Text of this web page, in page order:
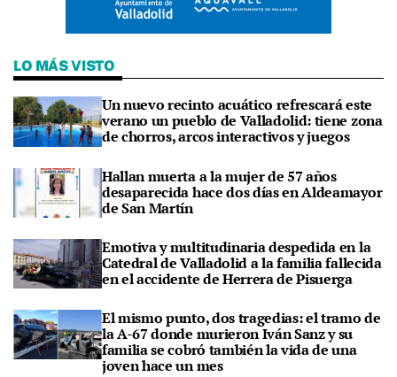
LO MÁS VISTO
Un nuevo recinto acuático refrescará este
verano un pueblo de Valladolid: tiene zona
de chorros, arcos interactivos y juegos
Hallan muerta a la mujer de 57 años
desaparecida hace dos días en Aldeamayor
de San Martín
Emotiva y multitudinaria despedida en la
Catedral de Valladolid a la familia fallecida
en el accidente de Herrera de Pisuerga
El mismo punto, dos tragedias: el tramo de
la A-67 donde murieron Iván Sanz y su
familia se cobró también la vida de una
joven hace un mes